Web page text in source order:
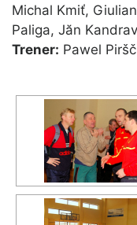
Michal Kmiť,
Paliga, Jăn
Trener: Pawel